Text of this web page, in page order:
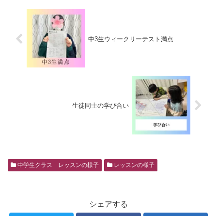
中3生ウィークリーテスト満点
生徒同士の学び合い
中学生クラス レッスンの様子 レッスンの様子
シェアする